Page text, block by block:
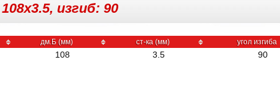
изгиб: 90
дм.Б (мм) ст-ка (мм) угол изгиба
108 3.5 90